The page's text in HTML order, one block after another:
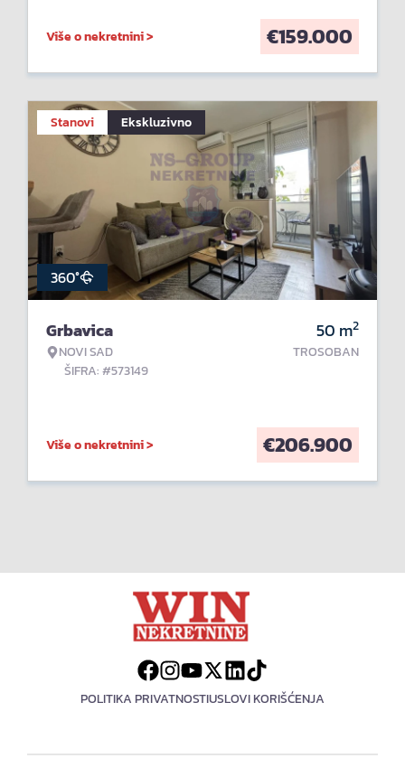
Više o nekretnini > €159.000
Stanovi Ekskluzivno
360°
Grbavica
NOVI SAD
ŠIFRA: #573149
50 m2
TROSOBAN
Više o nekretnini > €206.900
POLITIKA PRIVATNOSTIUSLOVI KORIŠĆENJA